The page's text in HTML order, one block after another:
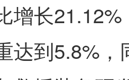
增长
达到5.8%